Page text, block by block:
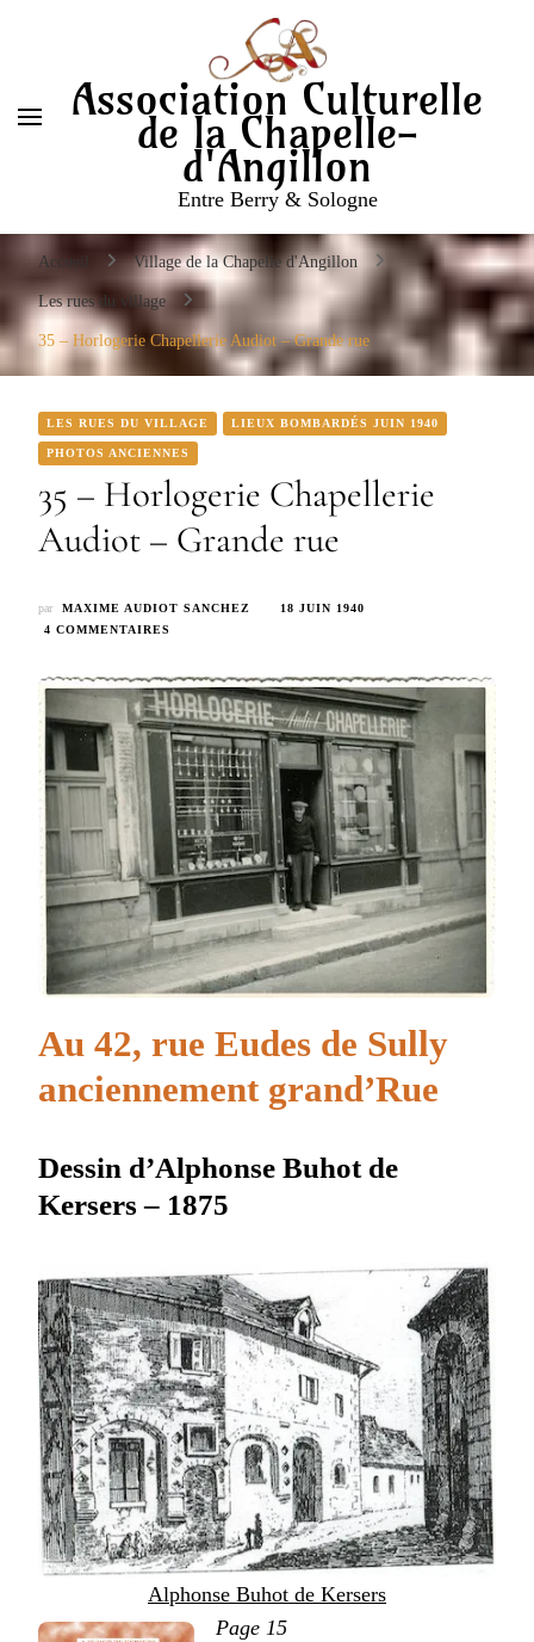
Association Culturelle
de la Chapelle-
d'Angillon
Entre Berry & Sologne
Accueil Village de la Chapelle d'Angillon
Les rues du village
35 – Horlogerie Chapellerie Audiot – Grande rue
LES RUES DU VILLAGE LIEUX BOMBARDÉS JUIN 1940
PHOTOS ANCIENNES
35 – Horlogerie Chapellerie
Audiot – Grande rue
par MAXIME AUDIOT SANCHEZ
18 JUIN 1940
4 COMMENTAIRES
HORLOGERIE
CHAPELLERIE
AUDIOT
–
GRANDE
RUE
Au 42, rue Eudes de Sully
anciennement grand’Rue
Dessin d’Alphonse Buhot de
Kersers – 1875
Alphonse Buhot de Kersers
Page 15